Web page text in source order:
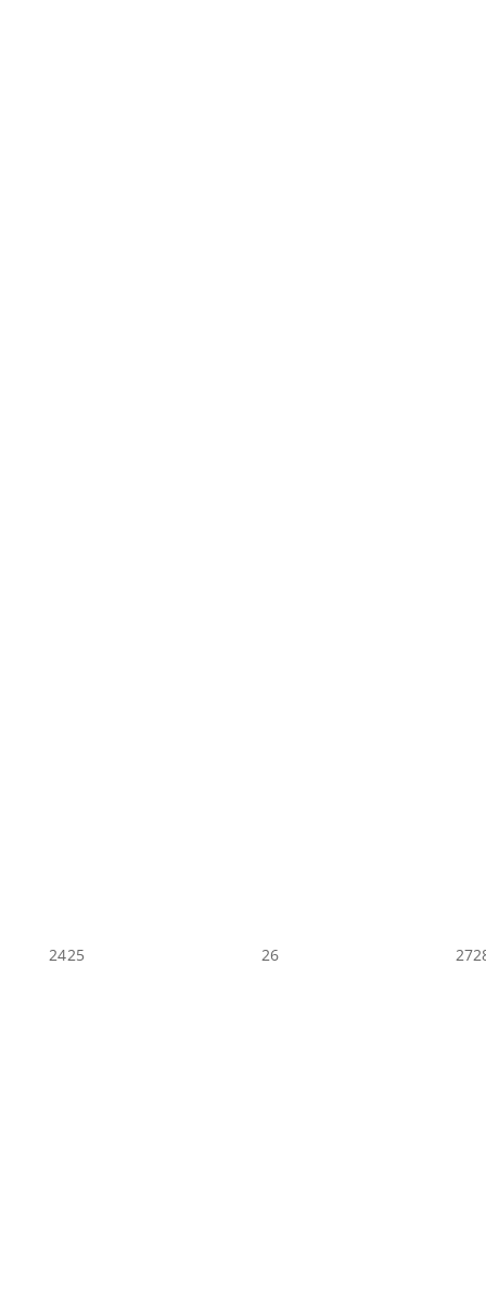
2425 26 27